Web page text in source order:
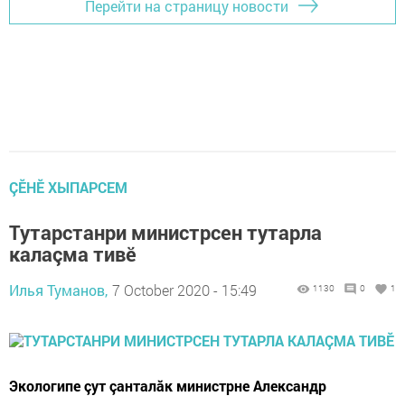
Перейти на страницу новости
ÇӖНӖ ХЫПАРСЕМ
Тутарстанри министрсен тутарла
калаçма тивӗ
Илья Туманов, 7 October 2020 - 15:49 1130 0 1
Экологипе çут çанталăк министрне Александр